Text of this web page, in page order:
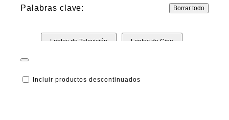
Palabras clave: Borrar todo
Lentes de Televisión Lentes de Cine
Incluir productos descontinuados